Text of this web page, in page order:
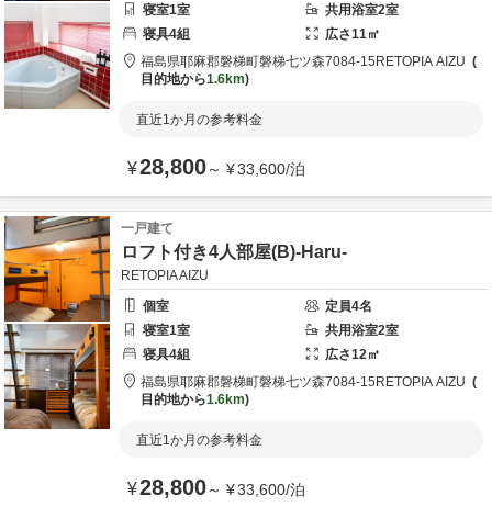
寝室1室 共用浴室2室
寝具4組 広さ11㎡
福島県耶麻郡磐梯町磐梯七ツ森7084-15 RETOPIA AIZU
目的地から1.6km
直近1か月の参考料金
¥28,800～ ¥33,600/泊
一戸建て
ロフト付き4人部屋(B)-Haru-
RETOPIA AIZU
個室
定員4名
寝室1室 共用浴室2室
寝具4組 広さ12㎡
福島県耶麻郡磐梯町磐梯七ツ森7084-15 RETOPIA AIZU
目的地から1.6km
直近1か月の参考料金
¥28,800～ ¥33,600/泊